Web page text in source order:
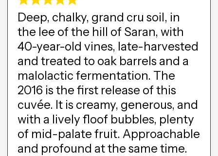
Deep, chalky, grand cru soil, in
the lee of the hill of Saran, with
40-year-old vines, late-harvested
and treated to oak barrels and a
malolactic fermentation. The
2016 is the first release of this
cuvée. It is creamy, generous, and
with a lively floof bubbles, plenty
of mid-palate fruit. Approachable
and profound at the same time.